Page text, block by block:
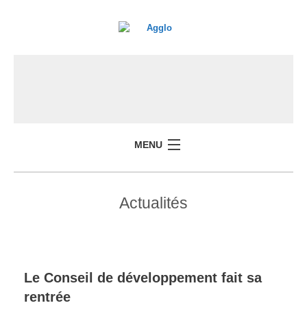
MENU
Actualités
Le Conseil de développement fait sa
rentrée